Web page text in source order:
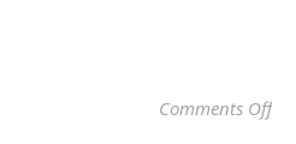
Comments Offon